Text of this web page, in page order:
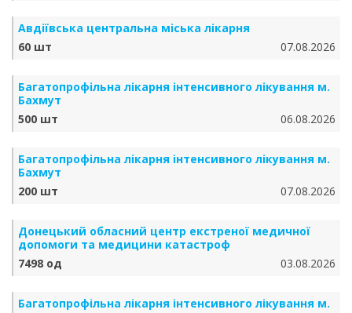
Авдіївська центральна міська лікарня
60 шт
07.08.2026
Багатопрофільна лікарня інтенсивного лікування м.
Бахмут
500 шт
06.08.2026
Багатопрофільна лікарня інтенсивного лікування м.
Бахмут
200 шт
07.08.2026
Донецький обласний центр екстреної медичної
допомоги та медицини катастроф
7498 од
03.08.2026
Багатопрофільна лікарня інтенсивного лікування м.